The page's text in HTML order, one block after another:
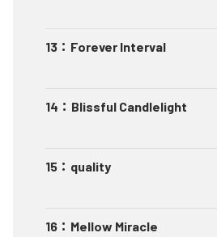
13 ： Forever Interval
14 ： Blissful Candlelight
15 ： quality
16 ： Mellow Miracle